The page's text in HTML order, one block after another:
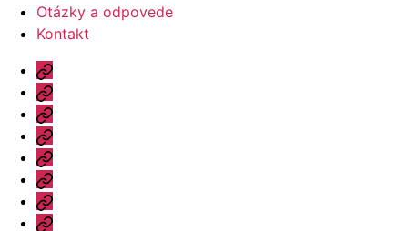
Otázky a odpovede
Kontakt
Úvod
Ponuka
Katalóg
Vzorový
dom
Informácie
Naše
výhody
Blog
Otázky